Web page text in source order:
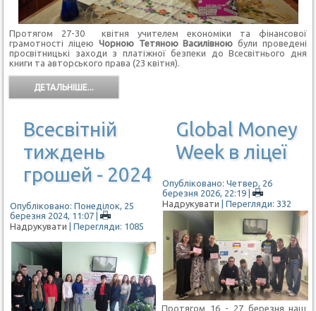
Протягом 27-30 квітня учителем економіки та фінансової
грамотності ліцею Чорною Тетяною Василівною були проведені
просвітницькі заходи з платіжної безпеки до Всесвітнього дня
книги та авторського права (23 квітня).
ДЕТАЛЬНІШЕ...
Всесвітній
тиждень
грошей - 2024
Опубліковано: Понеділок, 25
березня 2024, 11:07 |
Надрукувати
| Перегляди: 1085
Global Money
Week в ліцеї
Опубліковано: Четвер, 26
березня 2026, 22:19|
Надрукувати
| Перегляди: 332
Протягом 16 - 27 березня наш